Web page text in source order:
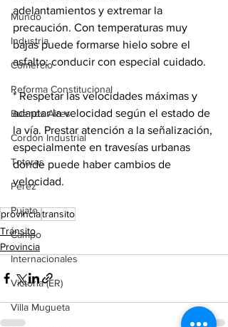
Mundo
Industria
Comercio
Reforma Constitucional
Buenos Aires
Cordón Industrial
Totoras
Pérez
Pujato
Campo
Internacionales
Victoria (ER)
Villa Mugueta
adelantamientos y extremar la
precaución. Con temperaturas muy
bajas puede formarse hielo sobre el
asfalto: conducir con especial cuidado.
* Respetar las velocidades máximas y
adaptar la velocidad según el estado de
la vía. Prestar atención a la señalización,
especialmente en travesías urbanas
donde puede haber cambios de
velocidad.
provinciatransito
Tránsito
Provincia